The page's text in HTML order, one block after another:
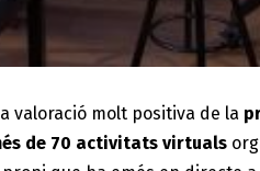
valoració molt positiva de la
de 70 activitats virtuals